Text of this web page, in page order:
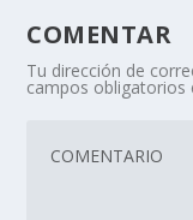
COMENTAR
Tu dirección de
campos